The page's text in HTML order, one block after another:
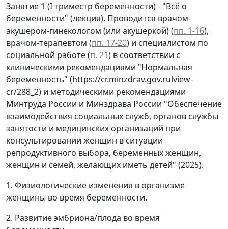
Занятие 1 (I триместр беременности) - "Всё о
беременности" (лекция). Проводится врачом-
акушером-гинекологом (или акушеркой) (пп. 1-16),
врачом-терапевтом (пп. 17-20) и специалистом по
социальной работе (п. 21) в соответствии с
клиническими рекомендациями "Нормальная
беременность" (https://cr.minzdrav.gov.rulview-
cr/288_2) и методическими рекомендациями
Минтруда России и Минздрава России "Обеспечение
взаимодействия социальных служб, органов службы
занятости и медицинских организаций при
консультировании женщин в ситуации
репродуктивного выбора, беременных женщин,
женщин и семей, желающих иметь детей" (2025).
1. Физиологические изменения в организме
женщины во время беременности.
2. Развитие эмбриона/плода во время